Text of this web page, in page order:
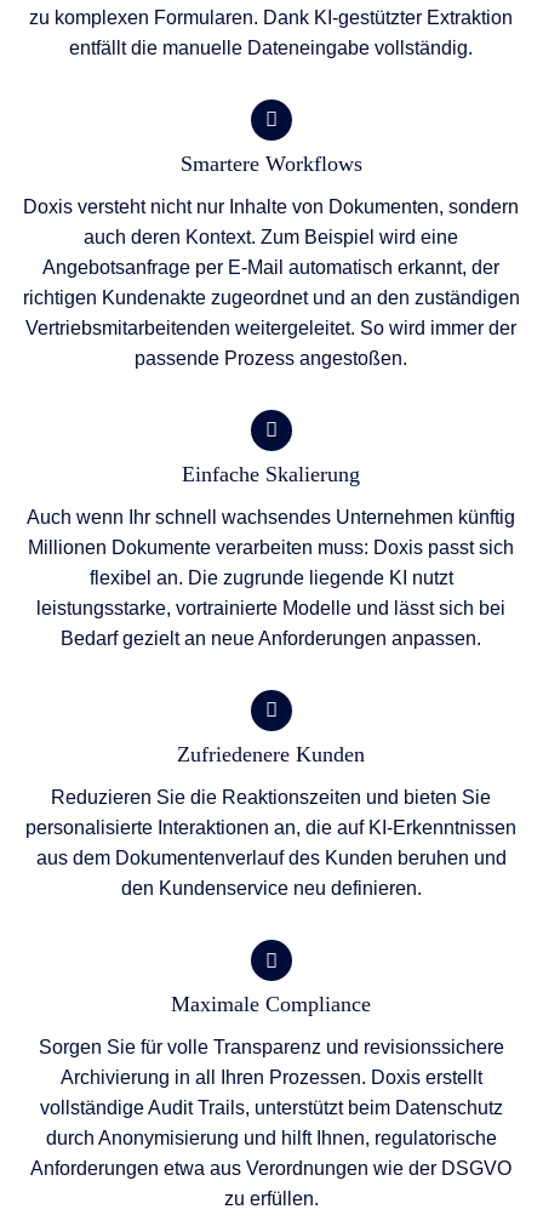
zu komplexen Formularen. Dank KI-gestützter Extraktion
entfällt die manuelle Dateneingabe vollständig.
Smartere Workflows
Doxis versteht nicht nur Inhalte von Dokumenten, sondern
auch deren Kontext. Zum Beispiel wird eine
Angebotsanfrage per E-Mail automatisch erkannt, der
richtigen Kundenakte zugeordnet und an den zuständigen
Vertriebsmitarbeitenden weitergeleitet. So wird immer der
passende Prozess angestoßen.
Einfache Skalierung
Auch wenn Ihr schnell wachsendes Unternehmen künftig
Millionen Dokumente verarbeiten muss: Doxis passt sich
flexibel an. Die zugrunde liegende KI nutzt
leistungsstarke, vortrainierte Modelle und lässt sich bei
Bedarf gezielt an neue Anforderungen anpassen.
Zufriedenere Kunden
Reduzieren Sie die Reaktionszeiten und bieten Sie
personalisierte Interaktionen an, die auf KI-Erkenntnissen
aus dem Dokumentenverlauf des Kunden beruhen und
den Kundenservice neu definieren.
Maximale Compliance
Sorgen Sie für volle Transparenz und revisionssichere
Archivierung in all Ihren Prozessen. Doxis erstellt
vollständige Audit Trails, unterstützt beim Datenschutz
durch Anonymisierung und hilft Ihnen, regulatorische
Anforderungen etwa aus Verordnungen wie der DSGVO
zu erfüllen.